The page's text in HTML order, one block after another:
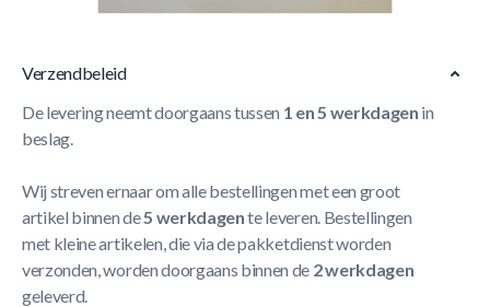
Verzendbeleid
De levering neemt doorgaans tussen 1 en 5 werkdagen in
beslag.
Wij streven ernaar om alle bestellingen met een groot
artikel binnen de5 werkdagente leveren. Bestellingen
met kleine artikelen, die via de pakketdienst worden
verzonden, worden doorgaans binnen de 2 werkdagen
geleverd.